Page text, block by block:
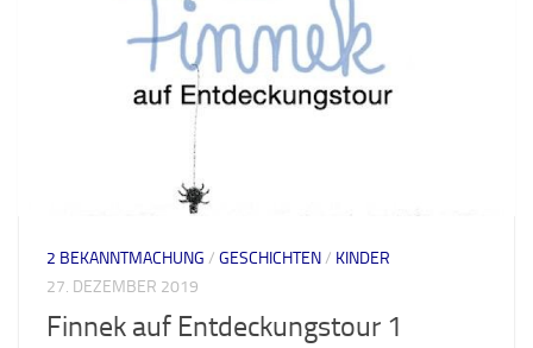
2 BEKANNTMACHUNG / GESCHICHTEN/ KINDER
27. DEZEMBER 2019
Finnek auf Entdeckungstour 1